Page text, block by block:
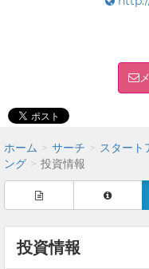
ホーム サーチ スタート
ング
投資情報
投資情報